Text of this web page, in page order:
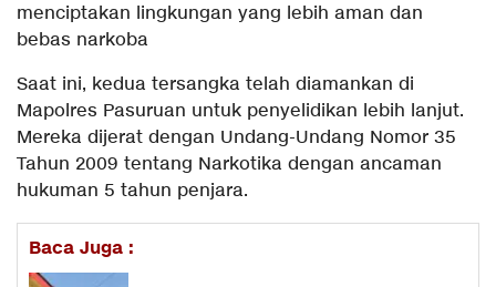
menciptakan lingkungan yang lebih aman dan
bebas narkoba
Saat ini, kedua tersangka telah diamankan di
Mapolres Pasuruan untuk penyelidikan lebih lanjut.
Mereka dijerat dengan Undang-Undang Nomor 35
Tahun 2009 tentang Narkotika dengan ancaman
hukuman 5 tahun penjara.
Baca Juga :